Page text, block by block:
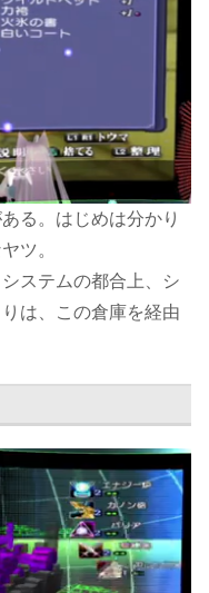
る。はじめは分かり
ツ。
ステムの都合上、シ
は、この倉庫を経由